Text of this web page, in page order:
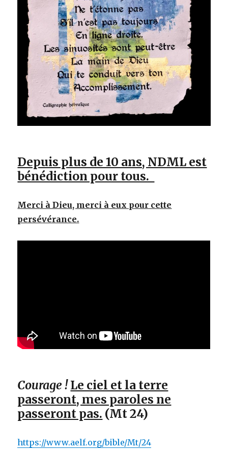
Depuis plus de 10 ans, NDML est
bénédiction pour tous.
Merci à Dieu, merci à eux pour cette
persévérance.
Courage !Le ciel et la terre
passeront, mes paroles ne
passeront pas. (Mt 24)
https://www.aelf.org/bible/Mt/24